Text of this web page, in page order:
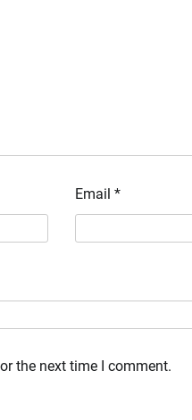
Email *
the next time I comment.